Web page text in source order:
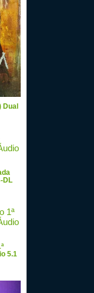
Dual
DL
5.1